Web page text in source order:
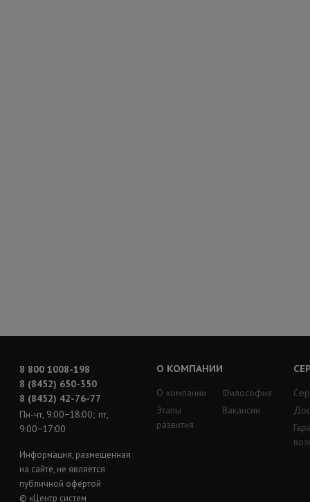
8 800 1008-198
8 (8452) 650-350
8 (8452) 42-76-77
Пн-чт, 9:00−18:00; пт,
9:00−17:00
Информация, размещенная
на сайте, не является
публичной офертой
© «Центр систем
О КОМПАНИИ
О компании
Этапы
развития
Философия
Вакансии